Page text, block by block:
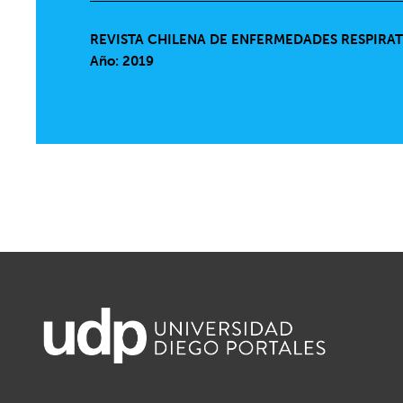
REVISTA CHILENA DE ENFERMEDADES
Año: 2019